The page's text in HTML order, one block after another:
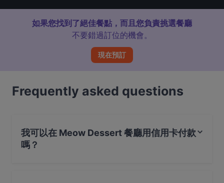
如果您找到了絕佳餐點，而且您負責挑選餐廳
不要錯過訂位的機會。
現在預訂
Frequently asked questions
我可以在 Meow Dessert 餐廳用信用卡付款
嗎？